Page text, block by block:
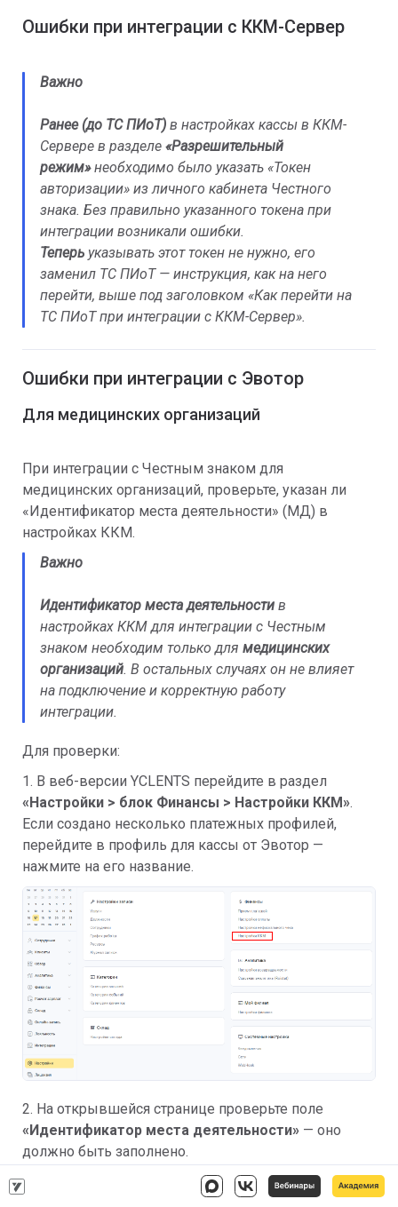
Ошибки при интеграции с ККМ-Сервер
Важно
Ранее (до ТС ПИоТ) в настройках кассы в ККМ-
Сервере в разделе «Разрешительный
режим»необходимо было указать «Токен
авторизации» из личного кабинета Честного
знака. Без правильно указанного токена при
интеграции возникали ошибки.
Теперь указывать этот токен не нужно, его
заменил ТС ПИоТ — инструкция, как на него
перейти, выше под заголовком «Как перейти на
ТС ПИоТ при интеграции с ККМ-Сервер».
Ошибки при интеграции с Эвотор
Для медицинских организаций
При интеграции с Честным знаком для
медицинских организаций, проверьте, указан ли
«Идентификатор места деятельности» (МД) в
настройках ККМ.
Важно
Идентификатор места деятельности в
настройках ККМ для интеграции с Честным
знаком необходим только для медицинских
организаций. В остальных случаях он не влияет
на подключение и корректную работу
интеграции.
Для проверки:
1. В веб-версии YCLENTS перейдите в раздел
«Настройки > блок Финансы > Настройки ККМ».
Если создано несколько платежных профилей,
перейдите в профиль для кассы от Эвотор —
нажмите на его название.
2. На открывшейся странице проверьте поле
«Идентификатор места деятельности» — оно
должно быть заполнено.
Идентификатор места деятельности (МД )
можно